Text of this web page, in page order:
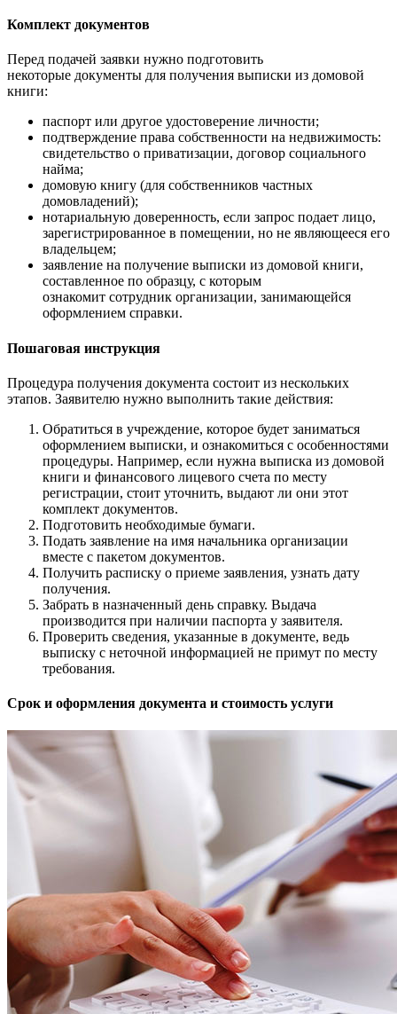
Комплект документов
Перед подачей заявки нужно подготовить
некоторые документы для получения выписки из домовой
книги:
паспорт или другое удостоверение личности;
подтверждение права собственности на недвижимость:
свидетельство о приватизации, договор социального
найма;
домовую книгу (для собственников частных
домовладений);
нотариальную доверенность, если запрос подает лицо,
зарегистрированное в помещении, но не являющееся его
владельцем;
заявление на получение выписки из домовой книги,
составленное по образцу, с которым
ознакомит сотрудник организации, занимающейся
оформлением справки.
Пошаговая инструкция
Процедура получения документа состоит из нескольких
этапов. Заявителю нужно выполнить такие действия:
Обратиться в учреждение, которое будет заниматься
оформлением выписки, и ознакомиться с особенностями
процедуры. Например, если нужна выписка из домовой
книги и финансового лицевого счета по месту
регистрации, стоит уточнить, выдают ли они этот
комплект документов.
Подготовить необходимые бумаги.
Подать заявление на имя начальника организации
вместе с пакетом документов.
Получить расписку о приеме заявления, узнать дату
получения.
Забрать в назначенный день справку. Выдача
производится при наличии паспорта у заявителя.
Проверить сведения, указанные в документе, ведь
выписку с неточной информацией не примут по месту
требования.
Срок и оформления документа и стоимость услуги